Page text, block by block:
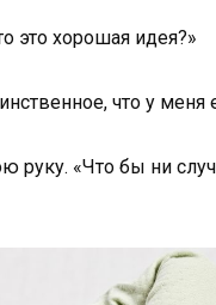
это хорошая идея?»
что у меня
руку. «Что бы ни